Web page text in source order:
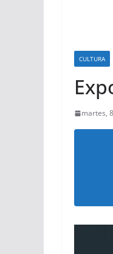
CULTURA
martes,